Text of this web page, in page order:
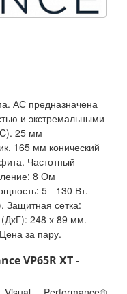
АС предназначена
и экстремальными
25 мм
165 мм конический
Частотный
8 Ом
5 - 130 Вт.
Защитная сетка:
248 х 89 мм.
за пару.
VP65R XT -